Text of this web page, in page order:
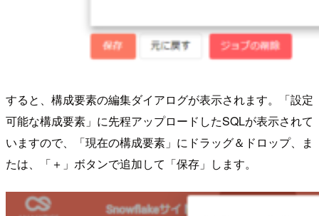
すると、構成要素の編集ダイアログが表示されます。「設定
可能な構成要素」に先程アップロードしたSQLが表示されて
いますので、「現在の構成要素」にドラッグ＆ドロップ、ま
たは、「＋」ボタンで追加して「保存」します。